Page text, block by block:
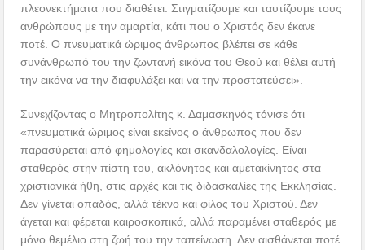
πλεονεκτήματα που διαθέτει. Στιγματίζουμε και ταυτίζουμε τους
ανθρώπους με την αμαρτία, κάτι που ο Χριστός δεν έκανε
ποτέ. Ο πνευματικά ώριμος άνθρωπος βλέπει σε κάθε
συνάνθρωπό του την ζωντανή εικόνα του Θεού και θέλει αυτή
την εικόνα να την διαφυλάξει και να την προστατεύσει».
Συνεχίζοντας ο Μητροπολίτης κ. Δαμασκηνός τόνισε ότι
«πνευματικά ώριμος είναι εκείνος ο άνθρωπος που δεν
παρασύρεται από φημολογίες και σκανδαλολογίες. Είναι
σταθερός στην πίστη του, ακλόνητος και αμετακίνητος στα
χριστιανικά ήθη, στις αρχές και τις διδασκαλίες της Εκκλησίας.
Δεν γίνεται οπαδός, αλλά τέκνο και φίλος του Χριστού. Δεν
άγεται και φέρεται καιροσκοπικά, αλλά παραμένει σταθερός με
μόνο θεμέλιο στη ζωή του την ταπείνωση. Δεν αισθάνεται ποτέ